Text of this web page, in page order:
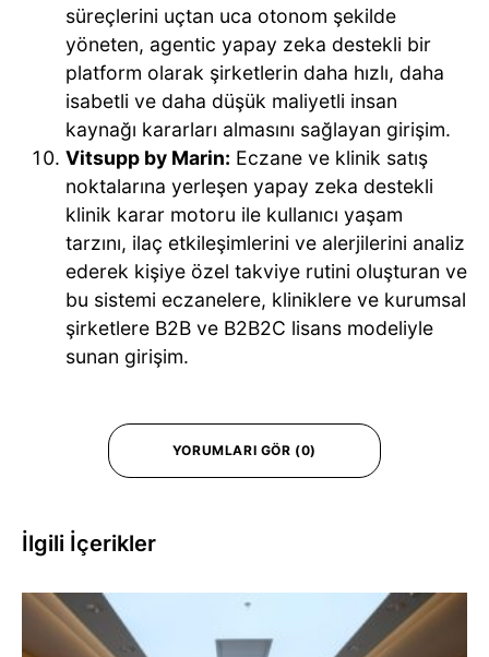
süreçlerini uçtan uca otonom şekilde
yöneten, agentic yapay zeka destekli bir
platform olarak şirketlerin daha hızlı, daha
isabetli ve daha düşük maliyetli insan
kaynağı kararları almasını sağlayan girişim.
Vitsupp by Marin: Eczane ve klinik satış
noktalarına yerleşen yapay zeka destekli
klinik karar motoru ile kullanıcı yaşam
tarzını, ilaç etkileşimlerini ve alerjilerini analiz
ederek kişiye özel takviye rutini oluşturan ve
bu sistemi eczanelere, kliniklere ve kurumsal
şirketlere B2B ve B2B2C lisans modeliyle
sunan girişim.
YORUMLARI GÖR (0)
İlgili İçerikler